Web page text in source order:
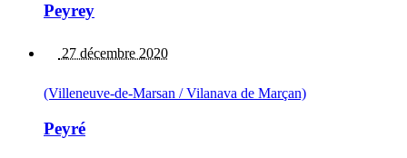
Peyrey
27 décembre 2020
(Villeneuve-de-Marsan / Vilanava de Marçan)
Peyré